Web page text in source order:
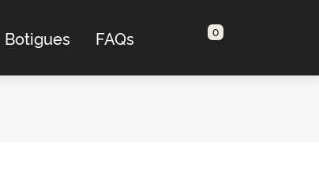
Botigues FAQs 0